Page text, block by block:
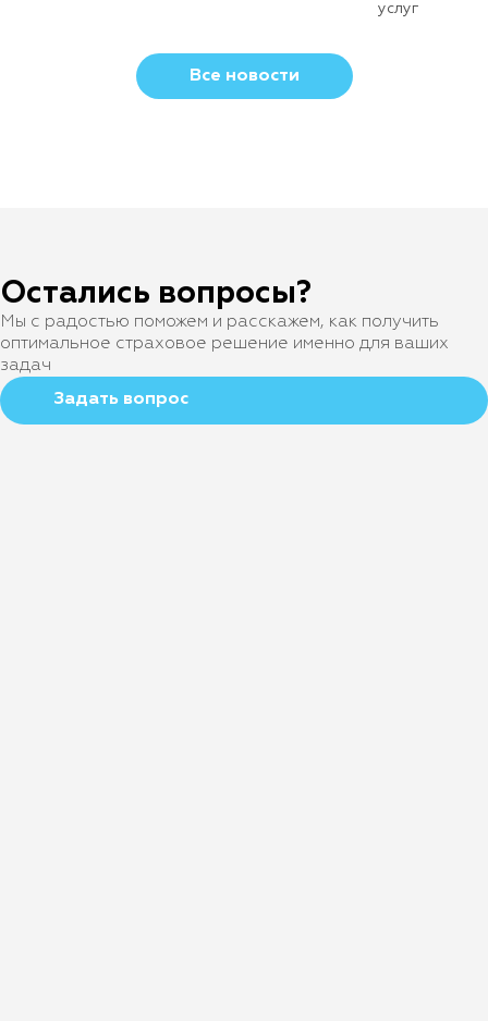
услуг
Все новости
Остались вопросы?
Мы с радостью поможем и расскажем, как получить
оптимальное страховое решение именно для ваших
задач
Задать вопрос